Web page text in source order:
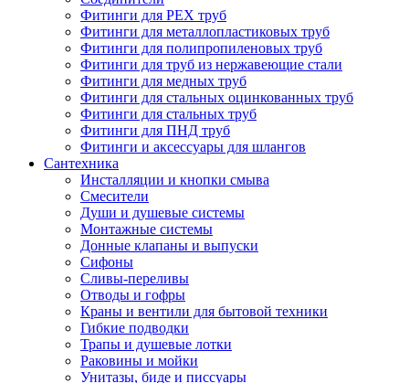
Фитинги для PEX труб
Фитинги для металлопластиковых труб
Фитинги для полипропиленовых труб
Фитинги для труб из нержавеющие стали
Фитинги для медных труб
Фитинги для стальных оцинкованных труб
Фитинги для стальных труб
Фитинги для ПНД труб
Фитинги и аксессуары для шлангов
Сантехника
Инсталляции и кнопки смыва
Смесители
Души и душевые системы
Монтажные системы
Донные клапаны и выпуски
Сифоны
Сливы-переливы
Отводы и гофры
Краны и вентили для бытовой техники
Гибкие подводки
Трапы и душевые лотки
Раковины и мойки
Унитазы, биде и писсуары